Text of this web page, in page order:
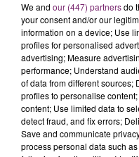
We and our (447) partnersdo
your consent and/or our
information on a device; Use
profiles for personalised
advertising; Measure
performance; Understand
of data from different sources;
profiles to personalise
content; Use limited data to
detect fraud, and fix errors;
Save and communicate
process personal data such